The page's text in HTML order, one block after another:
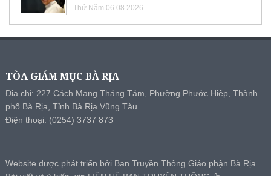
Thứ Năm 06.08.2026
TÒA GIÁM MỤC BÀ RỊA
Địa chỉ: 227 Cách Mạng Tháng Tám, Phường Phước Hiệp, Thành
phố Bà Rịa, Tỉnh Bà Rịa Vũng Tàu.
Điện thoại: (0254) 3737 873
Website được phát triển bởi Ban Truyền Thông Giáo phận Bà Rịa.